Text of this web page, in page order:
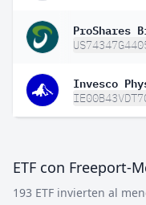
ProShares
Invesco
ETF con Freeport-
193 ETF invierten al